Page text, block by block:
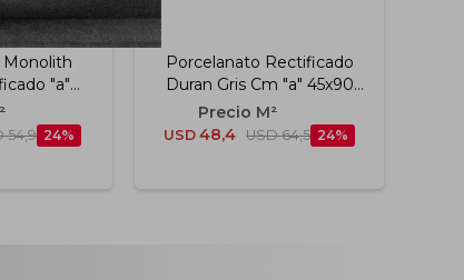
Monolith
"a"
54,9 24
Porcelanato Rectificado
Duran Gris Cm "a" 45x90
Cm
USD 48,4 USD 64,5 24